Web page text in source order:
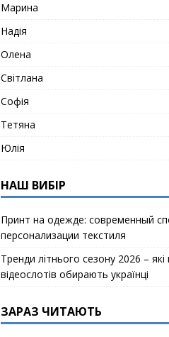
Марина
Надія
Олена
Світлана
Софія
Тетяна
Юлія
НАШ ВИБІР
Принт на одежде: современный
персонализации текстиля
Тренди літнього сезону 2026 – які
відеослотів обирають українці
ЗАРАЗ ЧИТАЮТЬ